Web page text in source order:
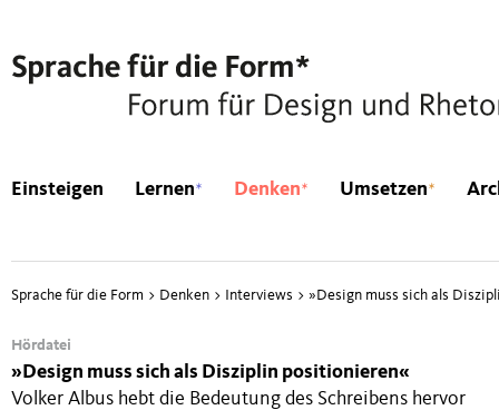
Einsteigen Lernen* Denken* Umsetzen*
Sprache für die Form > Denken > Interviews > » Design muss sich als
Hördatei
» Design muss sich als Disziplin positionieren«
Volker Albus hebt die Bedeutung des Schreibens hervor